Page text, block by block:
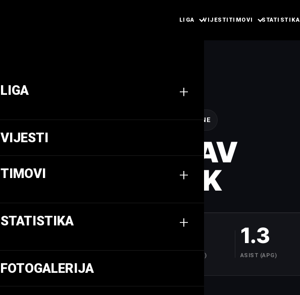
LIGA VIJESTITIMOVI STATISTIKA
LIGA +
VIJESTI
TIMOVI +
STATISTIKA +
FOTOGALERIJA
UDRUGA STUDENATA HERCEG BOSNE
VJEKOSLAV
DREŽNJAK
3.5
SKOKOVI (RPG)
1.3
ASIST (APG)